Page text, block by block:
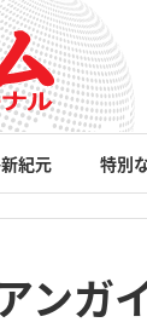
紀元 特別
ンガ